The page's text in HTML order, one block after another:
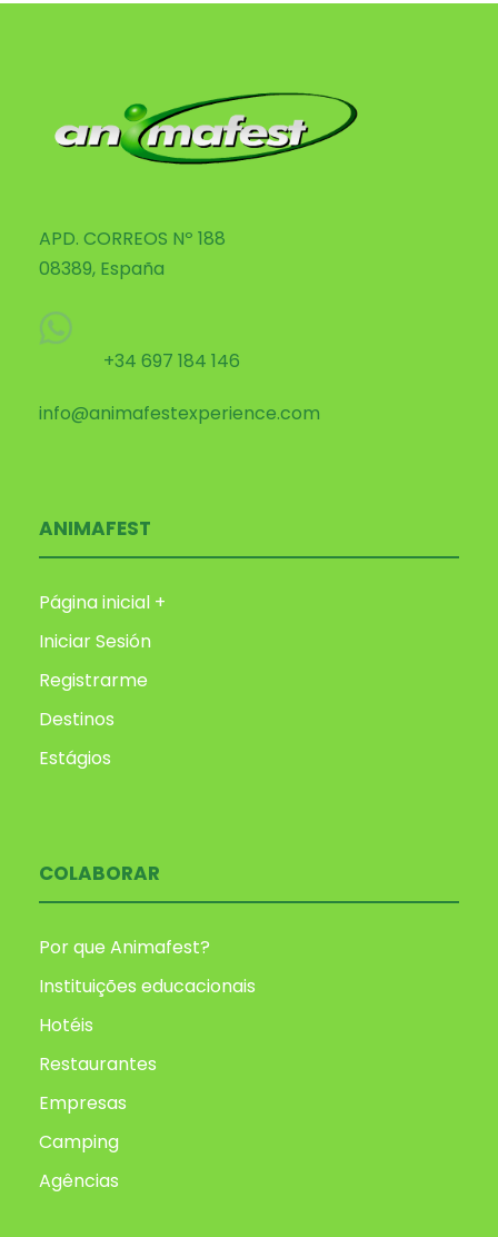
APD. CORREOS Nº 188
08389, España
+34 697 184 146
info@animafestexperience.com
ANIMAFEST
Página inicial +
Iniciar Sesión
Registrarme
Destinos
Estágios
COLABORAR
Por que Animafest?
Instituições educacionais
Hotéis
Restaurantes
Empresas
Camping
Agências